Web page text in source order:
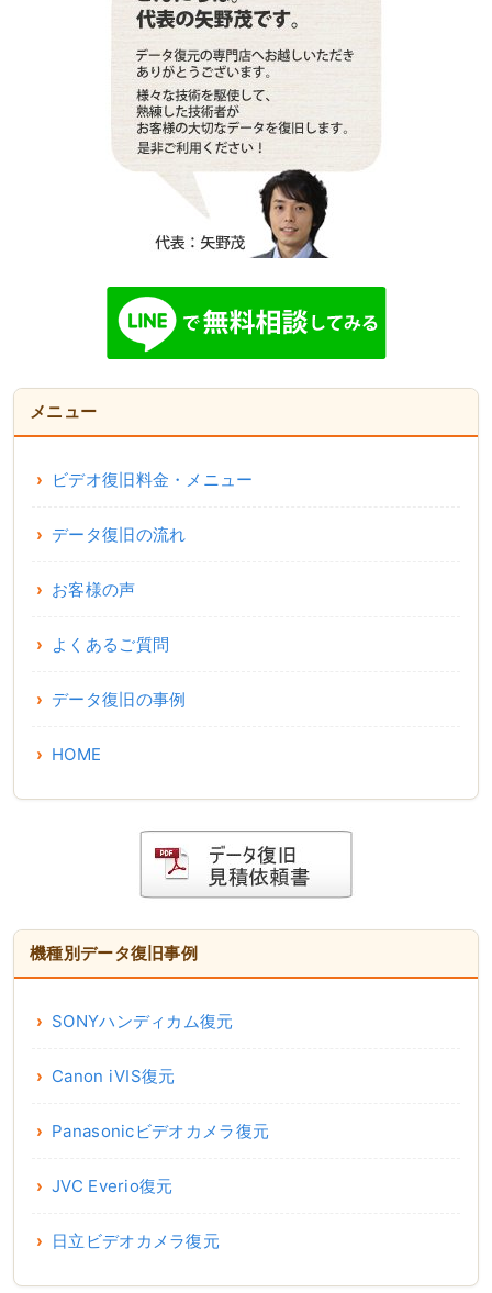
メニュー
ビデオ復旧料金・メニュー
データ復旧の流れ
お客様の声
よくあるご質問
データ復旧の事例
HOME
機種別データ復旧事例
SONYハンディカム復元
Canon iVIS復元
Panasonicビデオカメラ復元
JVC Everio復元
日立ビデオカメラ復元